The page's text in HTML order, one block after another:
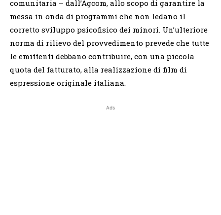
comunitaria – dall’Agcom, allo scopo di garantire la
messa in onda di programmi che non ledano il
corretto sviluppo psicofisico dei minori. Un’ulteriore
norma di rilievo del provvedimento prevede che tutte
le emittenti debbano contribuire, con una piccola
quota del fatturato, alla realizzazione di film di
espressione originale italiana.
Ads